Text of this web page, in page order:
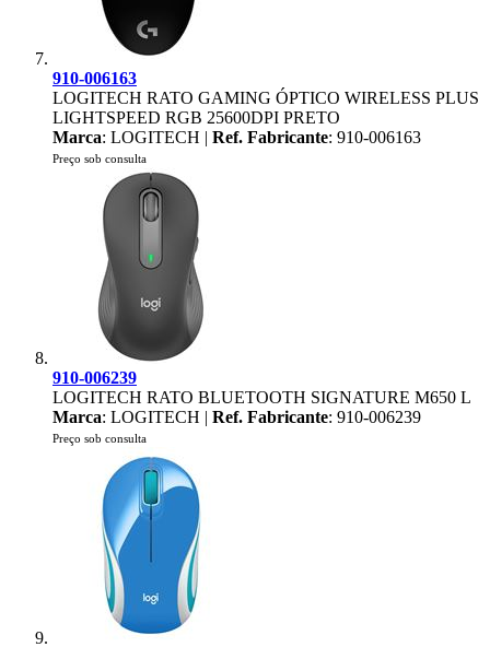
910-006163
LOGITECH RATO GAMING ÓPTICO WIRELESS PLUS
LIGHTSPEED RGB 25600DPI PRETO
Marca: LOGITECH | Ref. Fabricante: 910-006163
Preço sob consulta
910-006239
LOGITECH RATO BLUETOOTH SIGNATURE M650 L
Marca: LOGITECH | Ref. Fabricante: 910-006239
Preço sob consulta